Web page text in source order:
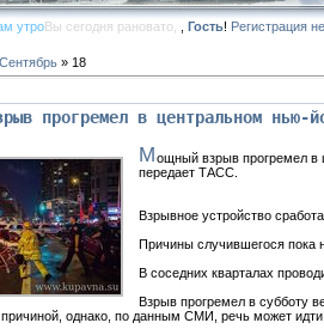
утроВы сегодня рановато, Гость! Регистрация
Сентябрь » 18
прогремел в центральном нью-
Мощный взрыв прогремел в
передает ТАСС.
Взрывное устройство
Причины случившегося пока
В соседних кварталах
Взрыв прогремел в субботу
однако, по данным СМИ, речь может